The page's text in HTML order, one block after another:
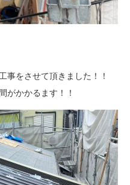
事をさせて頂きました！！
がかかるます！！